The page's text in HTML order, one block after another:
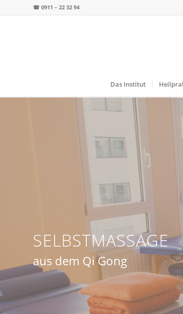
☎ 0911 – 22 32 94
Das Institut
SELBSTMASSAGE
aus dem Qi Gong